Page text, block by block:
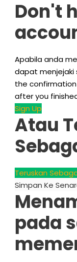
Don't
Apabila anda
dapat
the
after you
Sign Up
Atau
Teruskan
Simpan Ke
pada